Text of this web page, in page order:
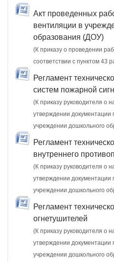
Акт проведенных
вентиляции в
образования (ДОУ)
(К приказу о проведении
соответствии с пунктом
Регламент
систем пожарной
(К приказу руководителя о
утверждении документации
учреждении дошкольного
Регламент
внутреннего
(К приказу руководителя о
утверждении документации
учреждении дошкольного
Регламент
огнетушителей
(К приказу руководителя о
утверждении документации
учреждении дошкольного